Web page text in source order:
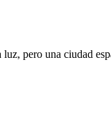
pero una ciudad